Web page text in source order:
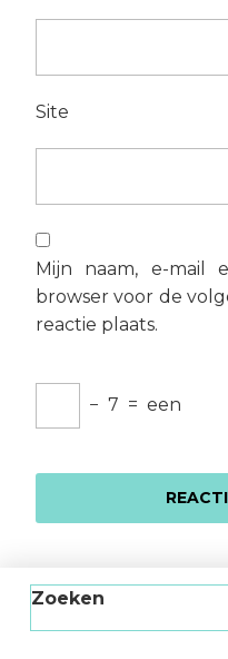
Site
Mijn naam, e-mail
browser voor de
reactie plaats.
− 7 = een
Zoeken